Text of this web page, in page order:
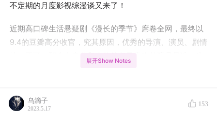
不定期的月度影视综漫谈又来了！
近期高口碑生活悬疑剧《漫长的季节》席卷全网，最终以
9.4的豆瓣高分收官，究其原因，优秀的导演、演员、剧情
缺一不可，那么未来欣和小伙伴们最喜欢的演员是谁，这
仙侠剧《长月烬明》口碑分化严重，被网友各种吐槽，是
展开Show Notes
乌滴子
2023.5.17
153